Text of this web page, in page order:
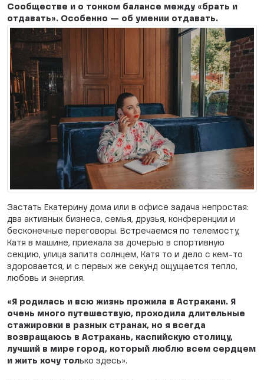
Сообществе и о тонком балансе между «брать и
отдавать». Особенно — об умении отдавать.
Застать Екатерину дома или в офисе задача непростая:
два активных бизнеса, семья, друзья, конференции и
бесконечные переговоры. Встречаемся по телемосту,
Катя в машине, приехала за дочерью в спортивную
секцию, улица залита солнцем, Катя то и дело с кем-то
здоровается, и с первых же секунд ощущается тепло,
любовь и энергия.
«Я родилась и всю жизнь прожила в Астрахани. Я
очень много путешествую, проходила длительные
стажировки в разных странах, но я всегда
возвращаюсь в Астрахань, каспийскую столицу,
лучший в мире город, который люблю всем сердцем
и жить хочу только здесь».